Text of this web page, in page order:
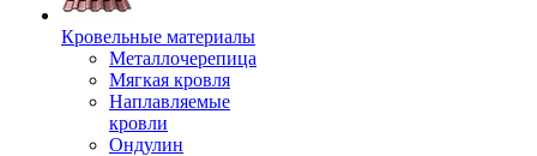
Кровельные материалы
Металлочерепица
Мягкая кровля
Наплавляемые
кровли
Ондулин